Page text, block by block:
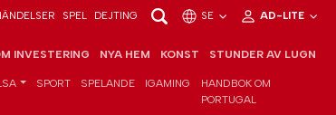
SPEL DEJTING SE AD-LITE
INVESTERING NYA HEM KONST STUNDER AV LUGN
SPORT SPELANDE IGAMING
HANDBOK OM
PORTUGAL